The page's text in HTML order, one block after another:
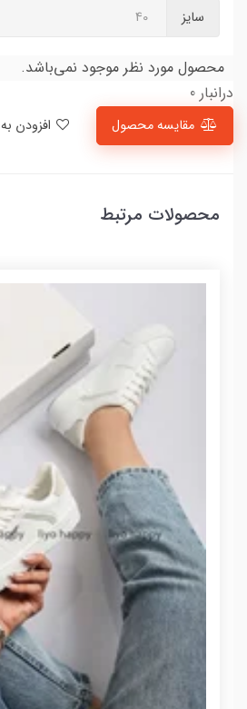
سایز
محصول مورد نظر موجود نمی‌باشد.
درانبار 0
مقایسه محصول
محصولات مرتبط